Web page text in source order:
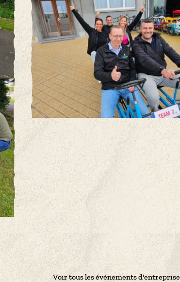
Voir tous les événements d'entreprise